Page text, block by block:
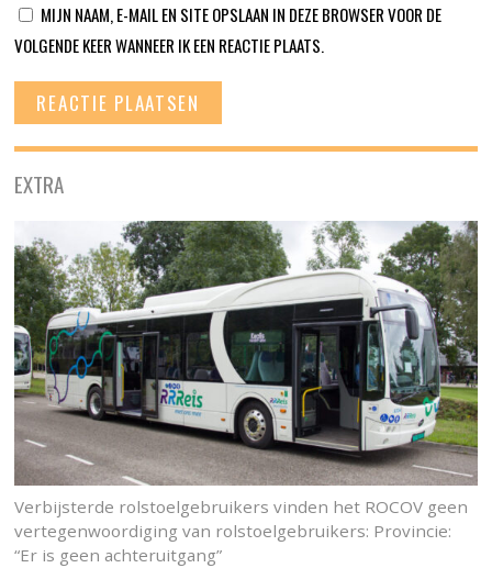
MIJN NAAM, E-MAIL EN SITE OPSLAAN IN DEZE BROWSER VOOR DE
VOLGENDE KEER WANNEER IK EEN REACTIE PLAATS.
EXTRA
Verbijsterde rolstoelgebruikers vinden het ROCOV geen
vertegenwoordiging van rolstoelgebruikers: Provincie:
“Er is geen achteruitgang”